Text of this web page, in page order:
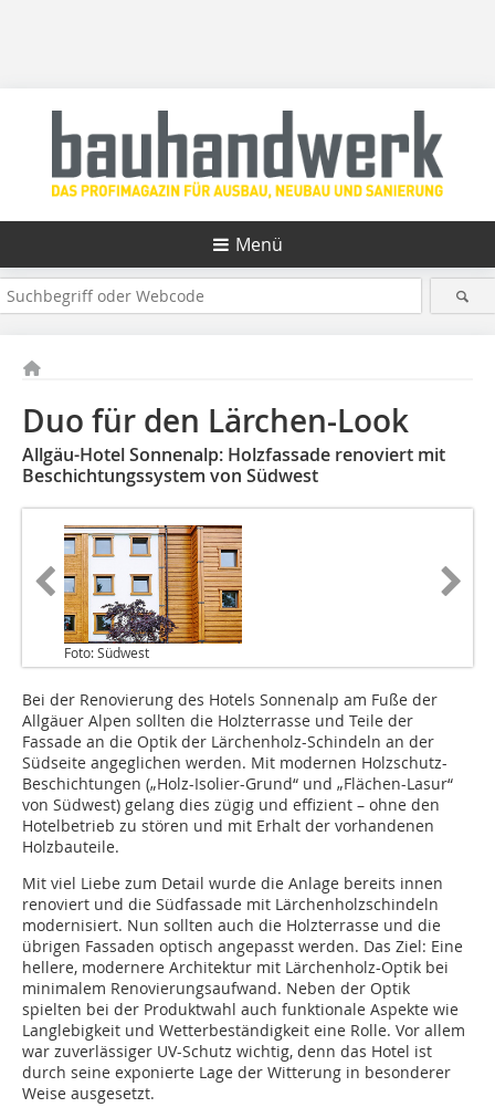
Menü
Duo für den Lärchen-Look
Allgäu-Hotel Sonnenalp: Holzfassade renoviert mit
Beschichtungssystem von Südwest
Foto: Südwest
Bei der Renovierung des Hotels Sonnenalp am Fuße der
Allgäuer Alpen sollten die Holzterrasse und Teile der
Fassade an die Optik der Lärchenholz-Schindeln an der
Südseite angeglichen werden. Mit modernen Holzschutz-
Beschichtungen („Holz-Isolier-Grund“ und „Flächen-Lasur“
von Südwest) gelang dies zügig und effizient – ohne den
Hotelbetrieb zu stören und mit Erhalt der vorhandenen
Holzbauteile.
Mit viel Liebe zum Detail wurde die Anlage bereits innen
renoviert und die Südfassade mit Lärchenholzschindeln
modernisiert. Nun sollten auch die Holzterrasse und die
übrigen Fassaden optisch angepasst werden. Das Ziel: Eine
hellere, modernere Architektur mit Lärchenholz-Optik bei
minimalem Renovierungsaufwand. Neben der Optik
spielten bei der Produktwahl auch funktionale Aspekte wie
Langlebigkeit und Wetterbeständigkeit eine Rolle. Vor allem
war zuverlässiger UV-Schutz wichtig, denn das Hotel ist
durch seine exponierte Lage der Witterung in besonderer
Weise ausgesetzt.